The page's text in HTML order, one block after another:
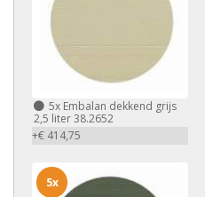
5x Embalan dekkend grijs
2,5 liter 38.2652
+€ 414,75
5x